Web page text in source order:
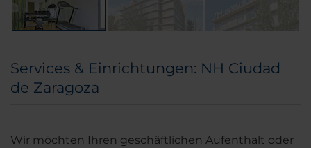
Services & Einrichtungen: NH Ciudad
de Zaragoza
Wir möchten Ihren geschäftlichen Aufenthalt oder